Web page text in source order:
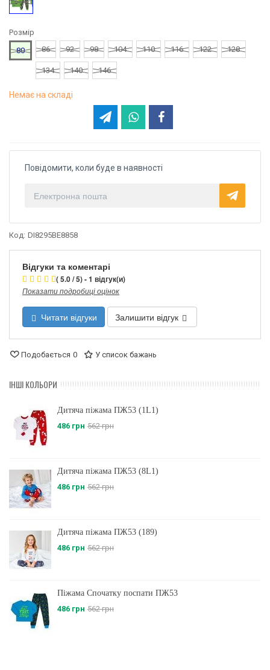
Розмір
80
86 92 98 104 110 116 122 128
134 140 146
Немає на складі
Повідомити, коли буде в наявності
Код: DI8295BE8858
Відгуки та коментарі
( 5.0 / 5) - 1 відгук(и)
Показати подробиці оцінок
Читати відгуки Залишити відгук
Подобається 0 У список бажань
ІНШІ КОЛЬОРИ
Дитяча піжама ПЖ53 (1L1)
486 грн 562 грн
Дитяча піжама ПЖ53 (8L1)
486 грн 562 грн
Дитяча піжама ПЖ53 (189)
486 грн 562 грн
Піжама Спочатку поспати ПЖ53
486 грн 562 грн